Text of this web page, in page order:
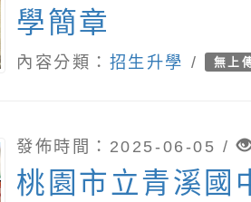
學簡章
內容分類： 招生升學 / 無上
發佈時間：2025-06-05 /
桃園市立青溪國